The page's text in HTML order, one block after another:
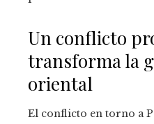
Un conflicto
transforma la
oriental
El conflicto en torno a